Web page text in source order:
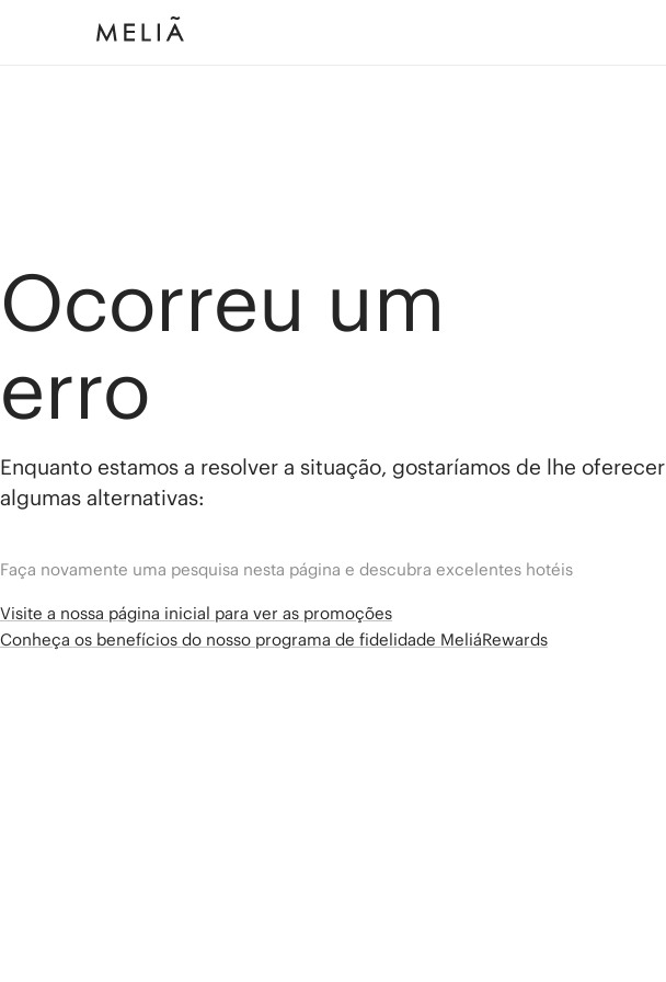
Ocorreu um
erro
Enquanto estamos a resolver a situação, gostaríamos de lhe oferecer
algumas alternativas:
Faça novamente uma pesquisa nesta página e descubra excelentes hotéis
Visite a nossa página inicial para ver as promoções
Conheça os benefícios do nosso programa de fidelidade MeliáRewards